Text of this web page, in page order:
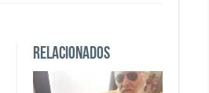
Relacionados